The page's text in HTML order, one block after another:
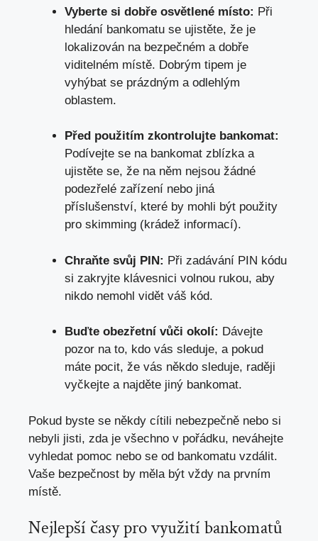
Vyberte si dobře osvětlené místo: Při
hledání bankomatu se ujistěte, že je
lokalizován na bezpečném a dobře
viditelném místě. Dobrým tipem je
vyhýbat se prázdným a odlehlým
oblastem.
Před použitím zkontrolujte bankomat:
Podívejte se na bankomat zblízka a
ujistěte se, že na něm nejsou žádné
podezřelé zařízení nebo jiná
příslušenství, které by mohli být použity
pro skimming (krádež informací).
Chraňte svůj PIN: Při zadávání PIN kódu
si zakryjte klávesnici volnou rukou, aby
nikdo nemohl vidět váš kód.
Buďte obezřetní vůči okolí: Dávejte
pozor na to, kdo vás sleduje, a pokud
máte pocit, že vás někdo sleduje, raději
vyčkejte a najděte jiný bankomat.
Pokud byste se někdy cítili nebezpečně nebo si
nebyli jisti, zda je všechno v pořádku, neváhejte
vyhledat pomoc nebo se od bankomatu vzdálit.
Vaše bezpečnost by měla být vždy na prvním
místě.
Nejlepší časy pro využití bankomatů